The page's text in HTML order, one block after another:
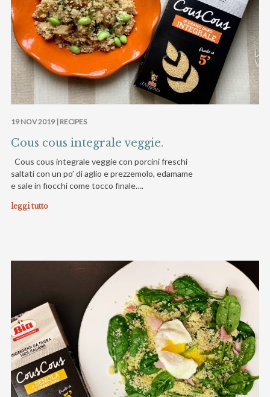
19 NOV 2019 | RECIPES
Cous cous integrale veggie.
Cous cous integrale veggie con porcini freschi
saltati con un po’ di aglio e prezzemolo, edamame
e sale in fiocchi come tocco finale….
leggi tutto